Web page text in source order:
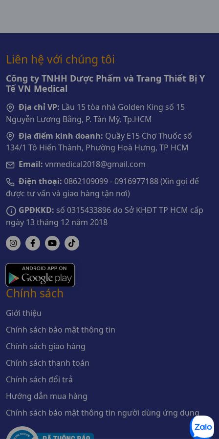
Liên hệ với chúng tôi
Công ty TNHH Dược Phẩm và Trang Thiết Bị Y
Tế VN Medical
Địa chỉ VP: Lầu 15 tòa nhà Golden King số 15
Nguyễn Lương Bằng, P. Tân Mỹ, Tp.HCM
Địa điểm kinh doanh: Quầy E15 Chợ Thuốc số
134/1 Tô Hiến Thành, Phường Hoà Hưng, TP HCM
Email: vnmedical2018@gmail.com
Điện thoại: 0862109099 - 0916977188 (Xin gọi để
được tư vấn và giao hàng tận nơi)
GPĐKKD: số 0315433896 do Sở KHĐT TP HCM cấp
ngày 13 tháng 12 năm 2018
Chính sách
Giới thiệu
Chính sách bảo mật thông tin
Chính sách giao hàng
Chính sách thanh toán
Chính sách đổi trả
Hướng dẫn mua hàng
Chính sách bảo mật thông tin người dùng ứng dụng